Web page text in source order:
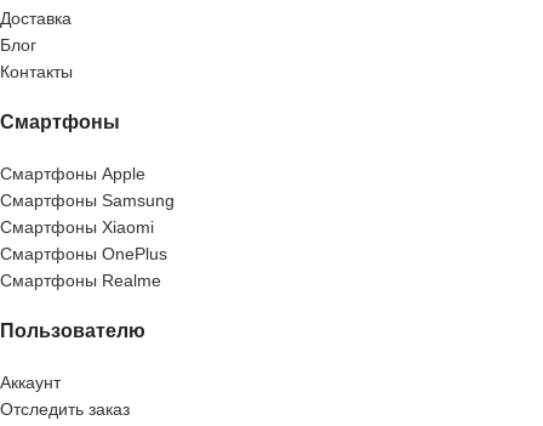
Доставка
Блог
Контакты
Смартфоны
Смартфоны Apple
Смартфоны Samsung
Смартфоны Xiaomi
Смартфоны OnePlus
Смартфоны Realme
Пользователю
Аккаунт
Отследить заказ